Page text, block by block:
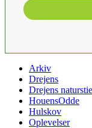
Arkiv
Drejens
Drejens
HouensOdde
Hulskov
Oplevelser